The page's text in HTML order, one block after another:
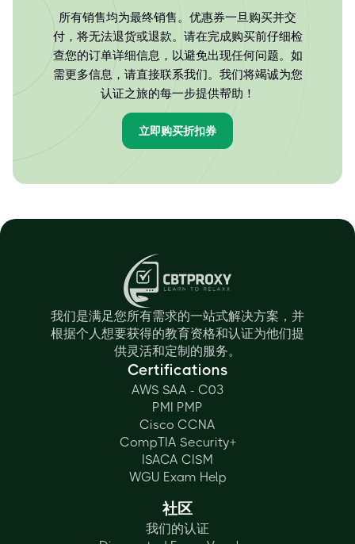
所有销售均为最终销售。优惠券一旦购买并交
付，将无法退货或退款。请在完成购买前仔细检
查您的订单详细信息，以避免出现任何问题。如
需更多信息，请直接联系我们。我们将竭诚为您
认证之旅的每一步提供帮助！
立即购买折扣券
我们是满足您所有需求的一站式解决方案，并
根据个人想要获得的教育资格和认证为他们提
供灵活和定制的服务。
Certifications
AWS SAA - C03
PMI PMP
Cisco CCNA
CompTIA Security+
ISACA CISM
WGU Exam Help
社区
我们的认证